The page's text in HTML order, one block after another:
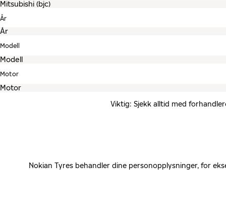
År
Modell
Motor
Viktig: Sjekk alltid med
Nokian Tyres behandler dine personopplysninger, for